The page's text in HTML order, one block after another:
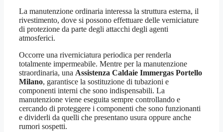
La manutenzione ordinaria interessa la struttura esterna, il
rivestimento, dove si possono effettuare delle verniciature
di protezione da parte degli attacchi degli agenti
atmosferici.
Occorre una riverniciatura periodica per renderla
totalmente impermeabile. Mentre per la manutenzione
straordinaria, una Assistenza Caldaie Immergas Portello
Milano, garantisce la sostituzione di tubazioni e
componenti interni che sono indispensabili. La
manutenzione viene eseguita sempre controllando e
cercando di proteggere i componenti che sono funzionanti
e dividerli da quelli che presentano usura oppure anche
rumori sospetti.